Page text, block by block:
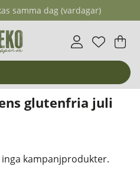
samma dag (vardagar)
Antal i
. .
glutenfria juli
kampanjprodukter.